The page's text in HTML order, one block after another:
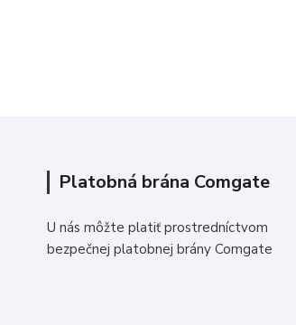
Platobná brána Comgate
U nás môžte platiť prostredníctvom
bezpečnej platobnej brány Comgate